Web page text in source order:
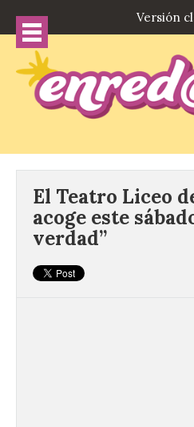
Versión
El Teatro Liceo
acoge este
verdad”